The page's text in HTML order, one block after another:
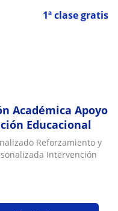
1ª clase gratis
Apoyo
Educacional
Reforzamiento y
Intervención